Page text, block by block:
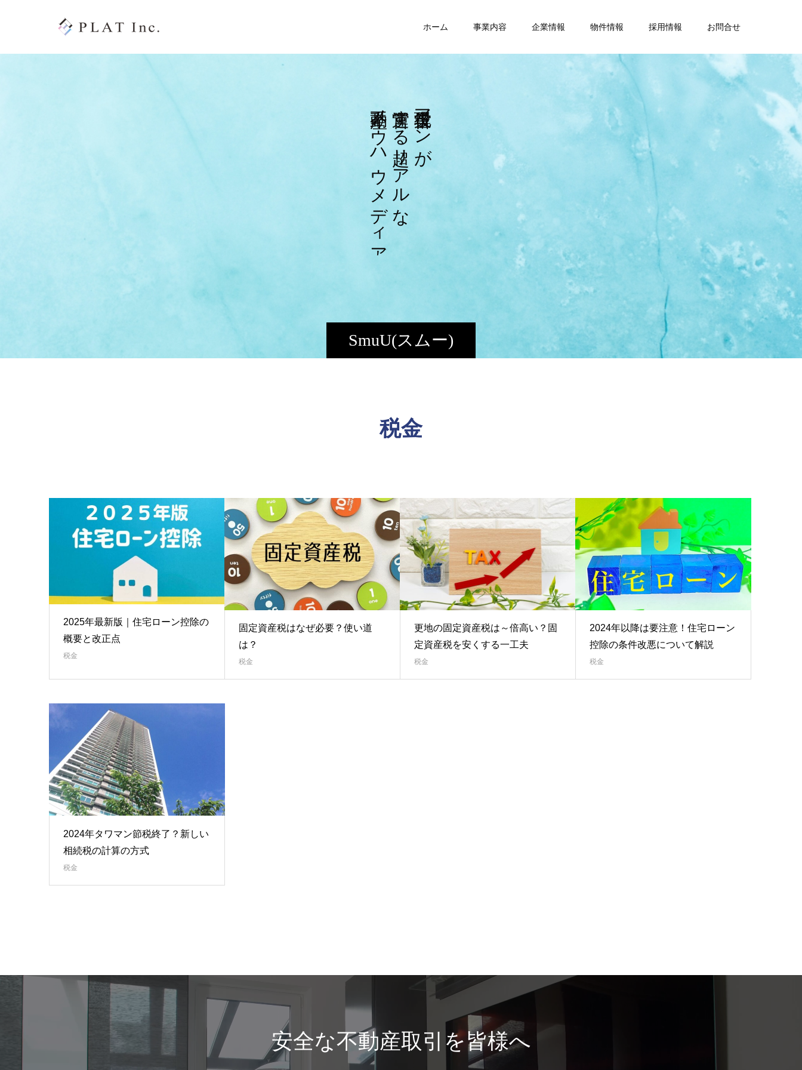
ホーム 事業内容 企業情報 物件情報 採用情報 お問合せ
SmuU(スムー)
マ
ン
が
す
る
リ
ア
ル
な
ノ
ウ
ハ
ウ
メ
デ
ィ
ア
税金
2025年最新版｜住宅ローン控除の
概要と改正点
税金
固定資産税はなぜ必要？使い道
は？
税金
更地の固定資産税は～倍高い？固
定資産税を安くする一工夫
税金
2024年以降は要注意！住宅ローン
控除の条件改悪について解説
税金
2024年タワマン節税終了？新しい
相続税の計算の方式
税金
安全な不動産取引を皆様へ